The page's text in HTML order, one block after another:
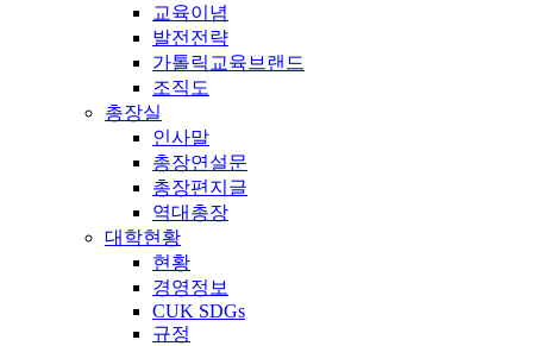
교육이념
발전전략
가톨릭교육브랜드
조직도
총장실
인사말
총장연설문
총장편지글
역대총장
대학현황
현황
경영정보
CUK SDGs
규정